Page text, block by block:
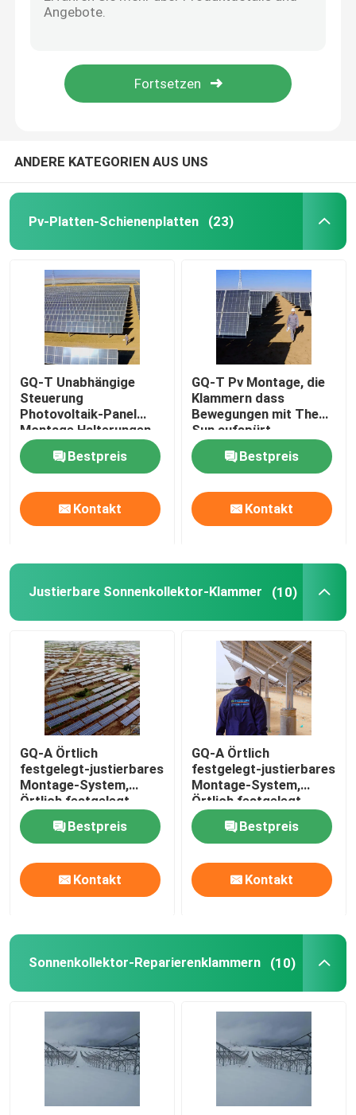
Pv-Verbundsystem
PV rieb die Befestigung von Systemen
Pv-Haltewinkel
Foto-voltaisches Landwirtschaftssystem
Sun-Verfolger-System
Pv-Montage-Ausrüstung
ANDERE KATEGORIEN AUS UNS
Pv-Platten-Schienenplatten (23)
GQ-T Unabhängige
Steuerung
Photovoltaik-Panel
Montage Halterungen
Intelligente Verfolgung
Bestpreis
Kontakt
GQ-T Pv Montage, die
Klammern dass
Bewegungen mit The
Sun aufspürt
Bestpreis
Kontakt
Justierbare Sonnenkollektor-Klammer (10)
GQ-A Örtlich
festgelegt-justierbares
Montage-System,
Örtlich festgelegt-
justierbare Montage
PV-Klammer,
Systemlebenszeit:
Jahre >25
Bestpreis
Kontakt
GQ-A Örtlich
festgelegt-justierbares
Montage-System,
Örtlich festgelegt-
justierbare Montage
PV-Klammer,
Systemlebenszeit:
Jahre >25
Bestpreis
Kontakt
Sonnenkollektor-Reparierenklammern (10)